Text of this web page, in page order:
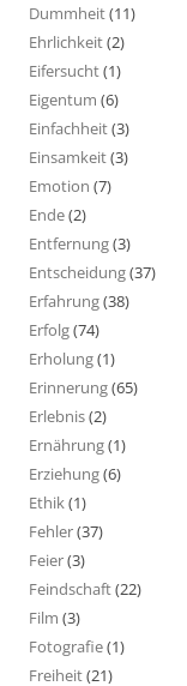
Dummheit(11)
Ehrlichkeit(2)
Eifersucht(1)
Eigentum (6)
Einfachheit(3)
Einsamkeit(3)
Emotion (7)
Ende(2)
Entfernung(3)
Entscheidung(37)
Erfahrung(38)
Erfolg(74)
Erholung(1)
Erinnerung(65)
Erlebnis(2)
Ernährung(1)
Erziehung(6)
Ethik(1)
Fehler(37)
Feier(3)
Feindschaft(22)
Film (3)
Fotografie(1)
Freiheit(21)